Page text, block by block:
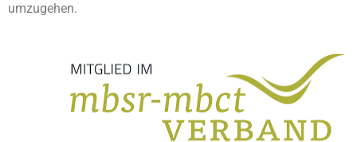
umzugehen.